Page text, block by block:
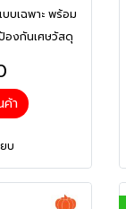
บเฉพาะ พร้อม
องกันเศษวัสดุ
กระแสไฟฟ้า
า
บ